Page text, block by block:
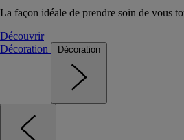
La façon idéale de prendre soin de vous
Découvrir
Décoration
Décoration